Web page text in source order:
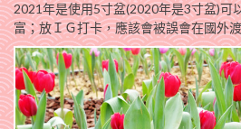
2021年是使用5寸盆(2020年是3寸盆)可
富；放ＩＧ打卡，應該會被誤會在國外